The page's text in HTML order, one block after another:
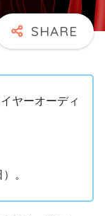
ヤーオーディ
。